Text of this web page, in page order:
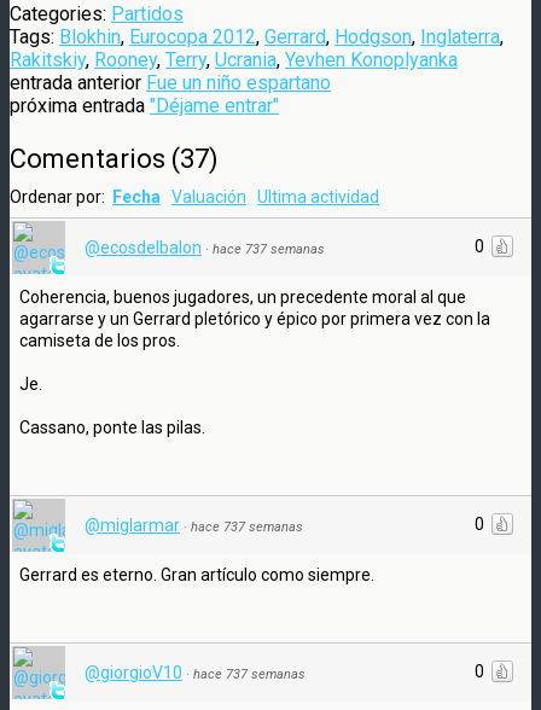
Categories: Partidos
Tags: Blokhin, Eurocopa 2012, Gerrard, Hodgson, Inglaterra,
Rakitskiy, Rooney, Terry, Ucrania, Yevhen Konoplyanka
entrada anterior Fue un niño espartano
próxima entrada "Déjame entrar"
Comentarios (37)
Ordenar por: Fecha Valuación Ultima actividad
0
@ecosdelbalon · hace 737 semanas
Coherencia, buenos jugadores, un precedente moral al que
agarrarse y un Gerrard pletórico y épico por primera vez con la
camiseta de los pros.
Je.
Cassano, ponte las pilas.
0
@miglarmar · hace 737 semanas
Gerrard es eterno. Gran artículo como siempre.
0
@giorgioV10 · hace 737 semanas